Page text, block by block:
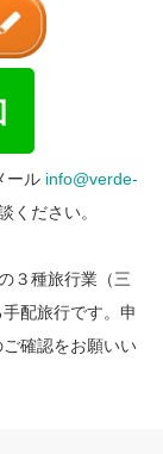
ール info@verde-
ください。
３種旅行業（三
配旅行です。申
確認をお願いい